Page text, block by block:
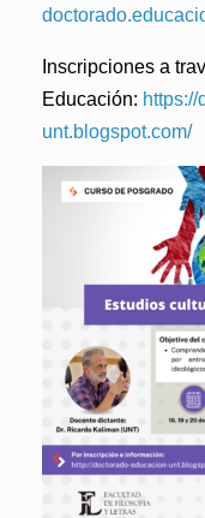
Inscripciones a
Educación:
unt.blogspot.com/